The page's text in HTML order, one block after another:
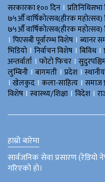
सरकारका १०० दिन ।
७५औँ वार्षिकोत्सव(हीरक महोत्सव)
७५औँ वार्षिकोत्सव(हीरक महोत्सव)
। पिएसबी पूर्वारम्भ विशेष । ब्यानर
भिडियाे । निर्वाचन विशेष । बिविध।
अन्तर्वार्ता । फोटो फिचर ।
लुम्बिनी । बागमती । प्रदेश ।
। खेलकुद । कला-साहित्य । समाज
विशेष । स्वास्थ्य/शिक्षा । विदेश ।
हाम्रो बारेमा
सार्वजनिक सेवा प्रसारण (रेडियो
गरिएको हो।